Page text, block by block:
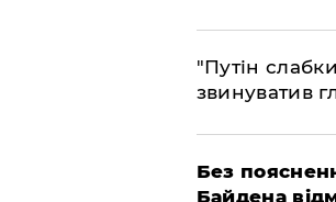
"Путін
звинуватив
​Без
Байдена